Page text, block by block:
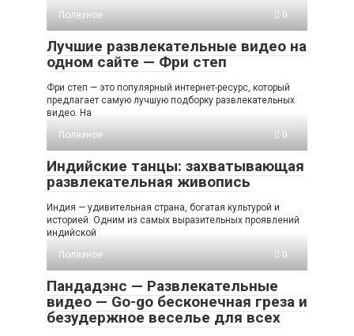
Полезное
0
Лучшие развлекательные видео на
одном сайте — Фри степ
Фри степ — это популярный интернет-ресурс, который
предлагает самую лучшую подборку развлекательных
видео. На
Полезное
0
Индийские танцы: захватывающая
развлекательная живопись
Индия — удивительная страна, богатая культурой и
историей. Одним из самых выразительных проявлений
индийской
Полезное
0
Пандадэнс — Развлекательные
видео — Go-go бесконечная греза и
безудержное веселье для всех